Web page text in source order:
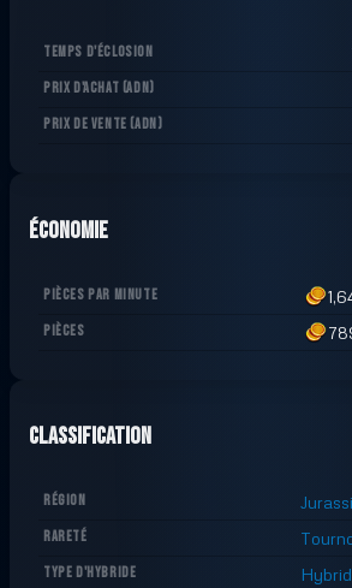
TEMPS D'ÉCLOSION
PRIX D'ACHAT (ADN)
PRIX DE VENTE (ADN)
Économie
PIÈCES PAR MINUTE
PIÈCES
Classification
RÉGION
RARETÉ
TYPE D'HYBRIDE